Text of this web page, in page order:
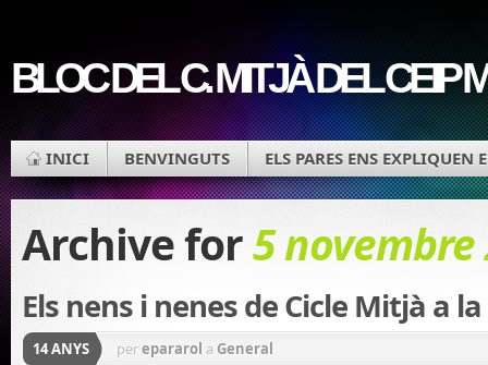
BLOC DEL C. MITJÀ DEL CEIP
INICI BENVINGUTS ELS PARES ENS EXPLIQUEN
Archive for5 novembre
Els nens i nenes de Cicle Mitjà a
14 ANYS perepararol a General